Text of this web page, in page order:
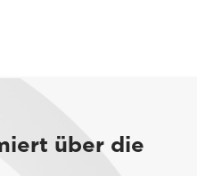
über die